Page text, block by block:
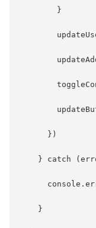
        }
      })
} catch
    }